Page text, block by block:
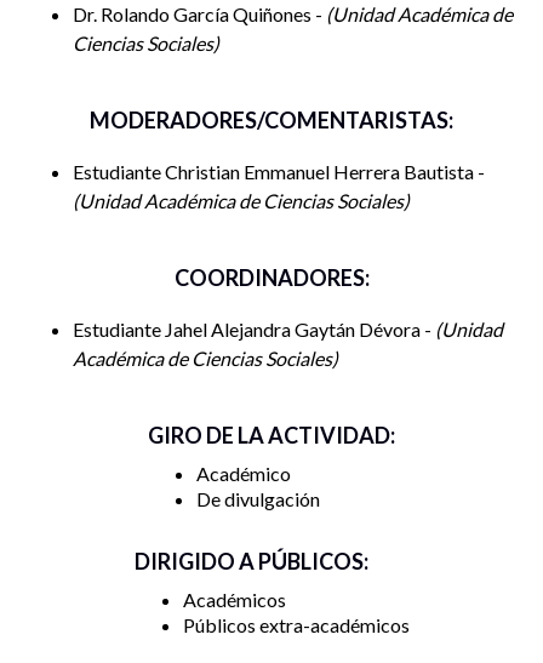
Dr. Rolando García Quiñones - Unidad Académica de
Ciencias Sociales
MODERADORES/COMENTARISTAS:
Estudiante Christian Emmanuel Herrera Bautista -
Unidad Académica de Ciencias Sociales
COORDINADORES:
Estudiante Jahel Alejandra Gaytán Dévora - Unidad
Académica de Ciencias Sociales
GIRO DE LA ACTIVIDAD:
Académico
De divulgación
DIRIGIDO A PÚBLICOS:
Académicos
Públicos extra-académicos